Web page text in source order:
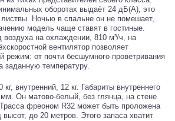
оборотах выдаёт 24 дБ(А), это
Ночью в спальне он не помешает,
модель чаще ставят в гостиные.
на охлаждении, 810 м³/ч, на
вентилятор позволяет
режим: от почти бесшумного проветривания
заданную температуру.
внутренний, 12 кг. Габариты внутреннего
Он матово-белый, без глянца, на стене
фреоном R32 может быть проложена
до 20 метров. Этого запаса хватит